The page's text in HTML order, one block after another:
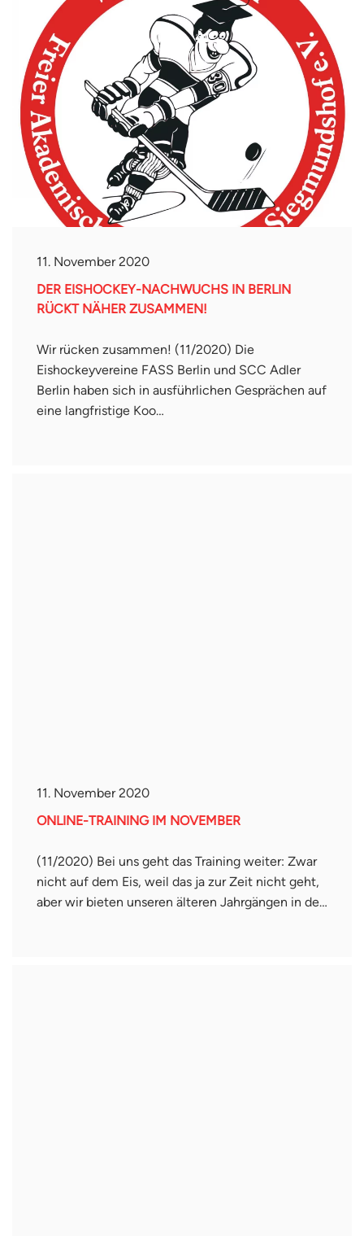
11. November 2020
DER EISHOCKEY-NACHWUCHS IN BERLIN
RÜCKT NÄHER ZUSAMMEN!
Wir rücken zusammen! (11/2020) Die
Eishockeyvereine FASS Berlin und SCC Adler
Berlin haben sich in ausführlichen Gesprächen auf
eine langfristige Koo…
11. November 2020
ONLINE-TRAINING IM NOVEMBER
(11/2020) Bei uns geht das Training weiter: Zwar
nicht auf dem Eis, weil das ja zur Zeit nicht geht,
aber wir bieten unseren älteren Jahrgängen in de…